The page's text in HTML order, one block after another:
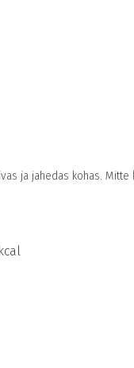
ja jahedas kohas. Mitte